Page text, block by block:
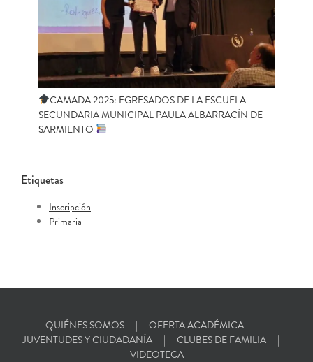
CAMADA 2025: EGRESADOS DE LA ESCUELA
SECUNDARIA MUNICIPAL PAULA ALBARRACÍN DE
SARMIENTO
Etiquetas
Inscripción
Primaria
QUIÉNES SOMOS
OFERTA ACADÉMICA
JUVENTUDES Y CIUDADANÍA
CLUBES DE FAMILIA
VIDEOTECA